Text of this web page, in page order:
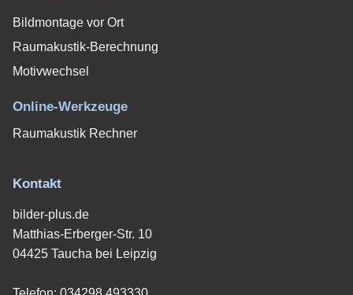
Bildmontage vor Ort
Raumakustik-Berechnung
Motivwechsel
Online-Werkzeuge
Raumakustik Rechner
Kontakt
bilder-plus.de
Matthias-Erberger-Str. 10
04425 Taucha bei Leipzig